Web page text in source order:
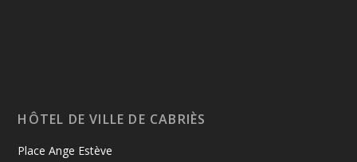
HÔTEL DE VILLE DE CABRIÈS
Place Ange Estève